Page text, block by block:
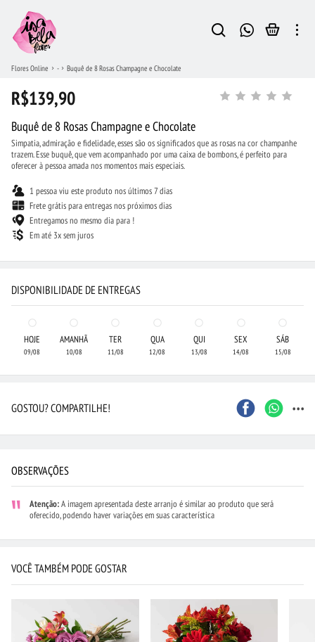
Flores Online - Buquê de 8 Rosas Champagne e Chocolate
R$139,90
Buquê de 8 Rosas Champagne e Chocolate
Simpatia, admiração e fidelidade, esses são os significados que as rosas na cor champanhe
trazem. Esse buquê, que vem acompanhado por uma caixa de bombons, é perfeito para
oferecer à pessoa amada nos momentos mais especiais.
1 pessoa viu este produto nos últimos 7 dias
Frete grátis para entregas nos próximos dias
Entregamos no mesmo dia para !
Em até 3x sem juros
DISPONIBILIDADE DE ENTREGAS
HOJE
09/08
AMANHÃ
10/08
TER
11/08
QUA
12/08
QUI
13/08
SEX
14/08
SÁB
15/08
GOSTOU? COMPARTILHE! ...
OBSERVAÇÕES
Atenção:A imagem apresentada deste arranjo é similar ao produto que será
oferecido, podendo haver variações em suas característica
VOCÊ TAMBÉM PODE GOSTAR